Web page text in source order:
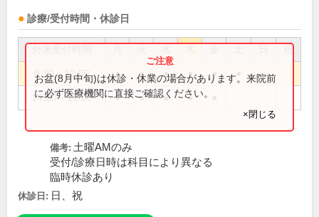
診療/受付時間・休診日
祝
8:30～12:00 ● ● ● ● ●
14:30～18:00 ● ● ● ●
お盆(8月中旬)は休診・休業の場合があります。来院前
に必ず医療機関に直接ご確認ください。
×閉じる
備考: 土曜AMのみ
受付/診療日時は科目により異なる
臨時休診あり
休診日: 日、祝